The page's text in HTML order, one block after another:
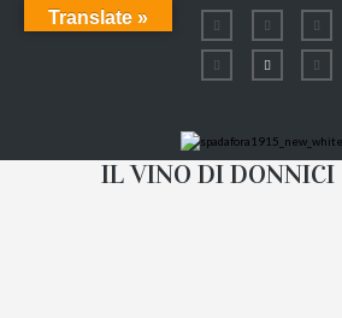
IL VINO DI DONNICI
Translate »